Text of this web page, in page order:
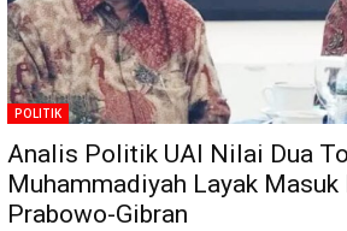
POLITIK
Analis Politik UAI Nilai Dua
Muhammadiyah Layak Masuk
Prabowo-Gibran